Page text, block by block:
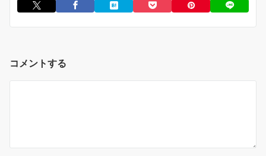
コメントする